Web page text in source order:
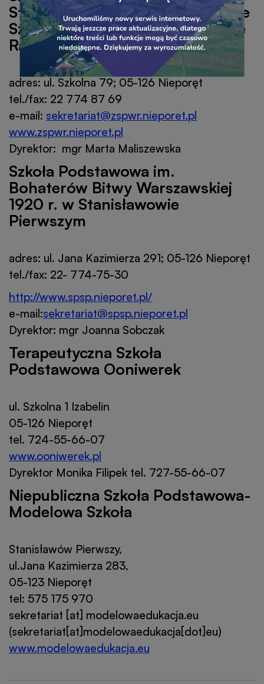
banera
Strzelców Kaniowskich w Zespole
Szkolno-Przedszkolnym w Wólce
Radzymińskiej
adres: ul. Szkolna 79; 05-126 Nieporęt
tel./fax: 22 774 87 69
e-mail: sekretariat@zspwr.nieporet.pl
www.zspwr.nieporet.pl
Dyrektor: mgr Marta Maliszewska
Szkoła Podstawowa im.
Bohaterów Bitwy Warszawskiej
1920 r. w Stanisławowie
Pierwszym
adres: ul. Jana Kazimierza 291; 05-126 Nieporęt
tel./fax: 22- 774-75-30
http://www.spsp.nieporet.pl/
e-mail:sekretariat@spsp.nieporet.pl
Dyrektor: mgr Joanna Sobczak
Terapeutyczna Szkoła
Podstawowa Ooniwerek
ul. Szkolna 1 Izabelin
05-126 Nieporęt
tel. 724-55-66-07
www.ooniwerek.pl
Dyrektor Monika Filipek tel. 727-55-66-07
Niepubliczna Szkoła Podstawowa-
Modelowa Szkoła
Stanisławów Pierwszy,
ul.Jana Kazimierza 283,
05-123 Nieporęt
tel: 575 175 970
sekretariat [at] modelowaedukacja.eu
(sekretariat[at]modelowaedukacja[dot]eu)
www.modelowaedukacja.eu